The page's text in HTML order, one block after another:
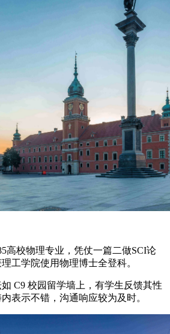
校物理专业，凭仗一篇二做SCI论
工学院使用物理博士全登科。
C9 校园留学墙上，有学生反馈其性
表示不错，沟通响应较为及时。